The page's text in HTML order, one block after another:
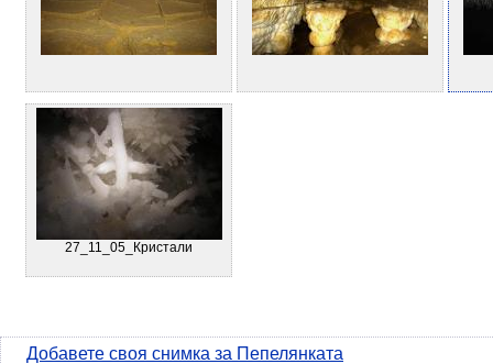
27_11_05_Кристали
Добавете своя снимка за Пепелянката